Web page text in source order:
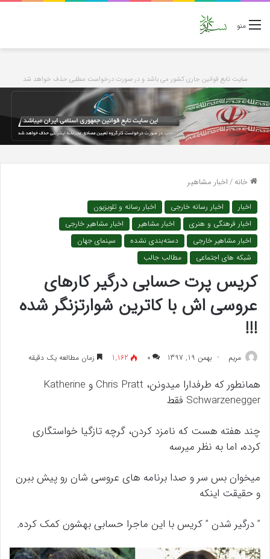
منو
سایت تابع قوانین جاری کشور می باشد و در صورت درخواست مطلبی حذف خواهد شد
خانه/اخبار مشاهیر
اخبار اخبار رسانه خارجی
اخبار رسانه و تلویزیون
اخبار فرهنگی و هنری
اخبار مشاهیر
اخبار مشاهیر خارجی
اخبار مشاهیر خارجی
دسته‌بندی نشده
سینمای جهان
شبکه های اجتماعی
مطالب جالب
کریس پرت حسابی درگیر کارهای
عروسی اش با کاترین شوارتزنگر شده
!!!
مريم بهمن 19, 1397 ۰ 1,162 زمان مطالعه یک دقیقه
همانطور که طرفدارا میدونن، Chris Pratt و Katherine
Schwarzenegger فقط
چند هفته هست که نامزد کردن، گرچه تازگیا خواستگاری
کرده، اما به نظر میرسه
میخوان بس سر و صدا برنامه های عروسی شان رو پیش ببرن
و حقیقت اینکه
” درگیر شدن ” کریس با این ماجرا حسابی بهشون کمک کرده.